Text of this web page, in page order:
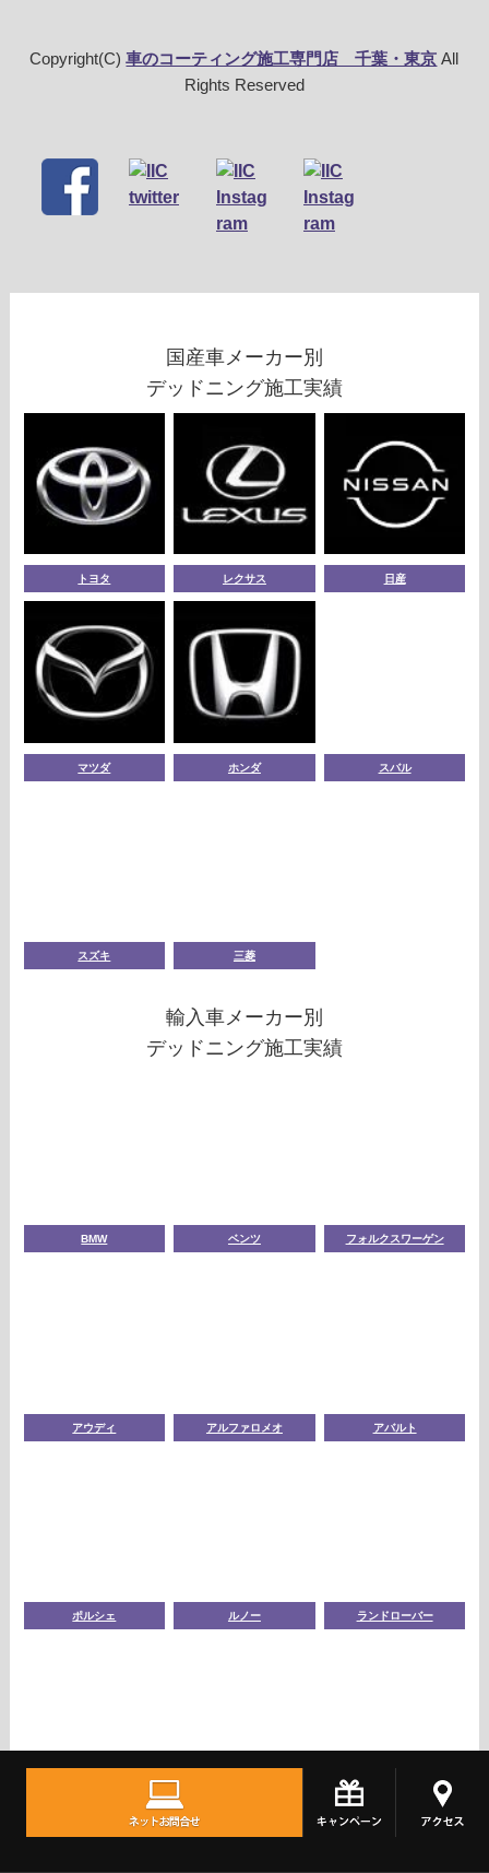
Copyright(C)車のコーティング施工専門店 千葉・東京 All
Rights Reserved
国産車メーカー別
デッドニング施工実績
トヨタ レクサス 日産
マツダ ホンダ スバル
スズキ 三菱
輸入車メーカー別
デッドニング施工実績
BMW ベンツ フォルクスワーゲン
アウディ アルファロメオ アバルト
ポルシェ ルノー ランドローバー